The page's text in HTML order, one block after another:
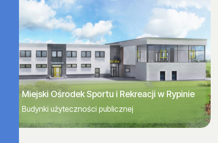
Miejski Ośrodek Sportu i Rekreacji w Rypinie
Budynki użyteczności publicznej